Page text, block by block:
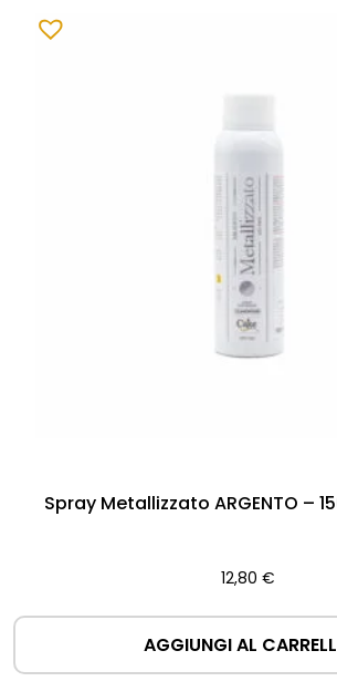
Spray Metallizzato ARGENTO –
12,80 €
AGGIUNGI AL